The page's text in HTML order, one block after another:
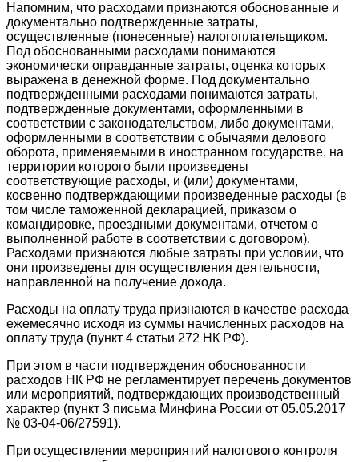
Напомним, что расходами признаются обоснованные и
документально подтвержденные затраты,
осуществленные (понесенные) налогоплательщиком.
Под обоснованными расходами понимаются
экономически оправданные затраты, оценка которых
выражена в денежной форме. Под документально
подтвержденными расходами понимаются затраты,
подтвержденные документами, оформленными в
соответствии с законодательством, либо документами,
оформленными в соответствии с обычаями делового
оборота, применяемыми в иностранном государстве, на
территории которого были произведены
соответствующие расходы, и (или) документами,
косвенно подтверждающими произведенные расходы (в
том числе таможенной декларацией, приказом о
командировке, проездными документами, отчетом о
выполненной работе в соответствии с договором).
Расходами признаются любые затраты при условии, что
они произведены для осуществления деятельности,
направленной на получение дохода.
Расходы на оплату труда признаются в качестве расхода
ежемесячно исходя из суммы начисленных расходов на
оплату труда (пункт 4 статьи 272 НК РФ).
При этом в части подтверждения обоснованности
расходов НК РФ не регламентирует перечень документов
или мероприятий, подтверждающих производственный
характер (пункт 3 письма Минфина России от 05.05.2017
№ 03-04-06/27591).
При осуществлении мероприятий налогового контроля